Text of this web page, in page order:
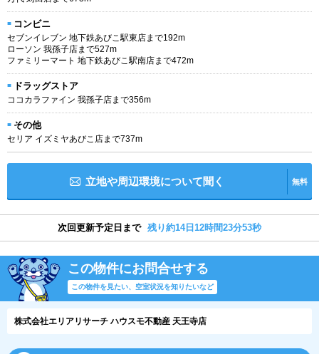
コンビニ
セブンイレブン 地下鉄あびこ駅東店まで192m
ローソン 我孫子店まで527m
ファミリーマート 地下鉄あびこ駅南店まで472m
ドラッグストア
ココカラファイン 我孫子店まで356m
その他
セリア イズミヤあびこ店まで737m
立地や周辺環境について聞く 無料
次回更新予定日まで 残り約14日12時間23分53秒
この物件にお問合せする
この物件を見たい、空室状況を知りたいなど
株式会社エリアリサーチ ハウスモ不動産 天王寺店